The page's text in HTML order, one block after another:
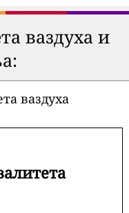
ваздуха и
ваздуха